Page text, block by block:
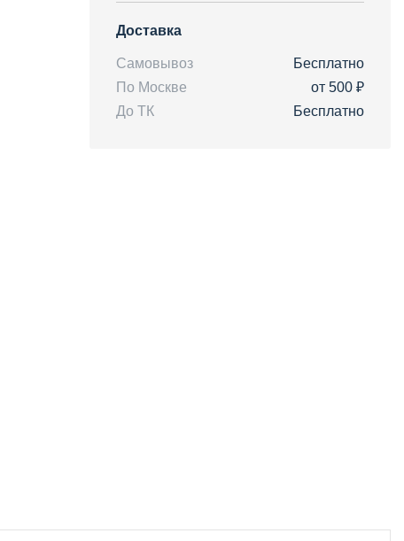
Доставка
Самовывоз
Бесплатно
По Москве
от 500 ₽
До ТК
Бесплатно